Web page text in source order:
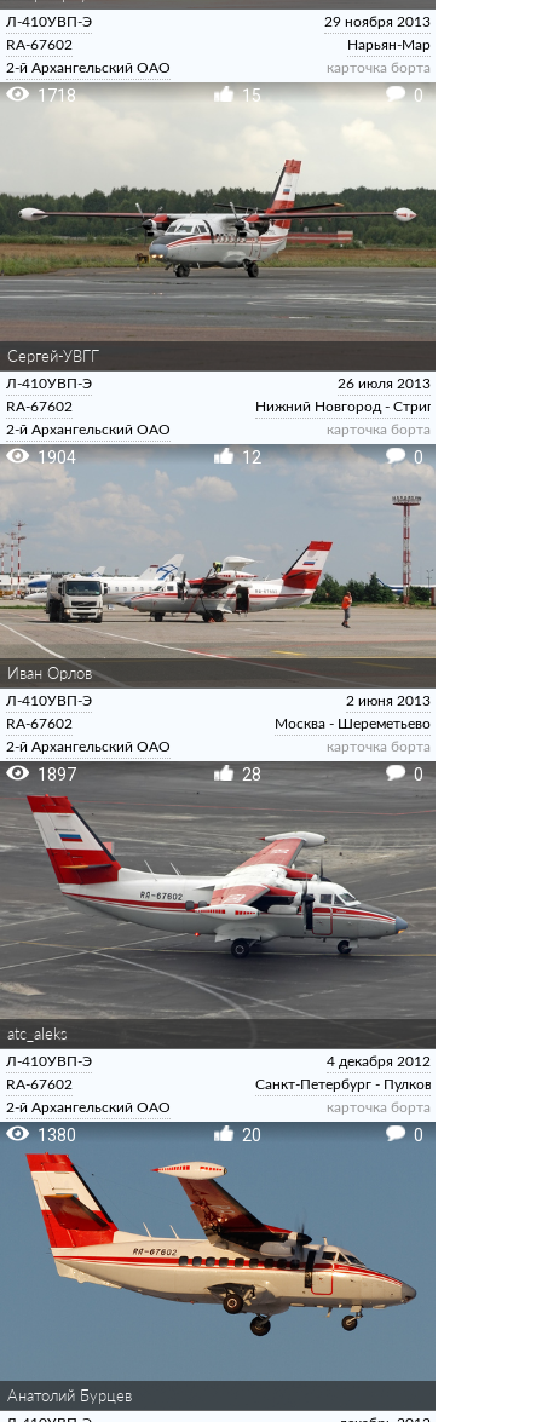
Л-410УВП-Э
RA-67602
2-й Архангельский ОАО
29 ноября 2013
Нарьян-Мар
карточка борта
1718 15 0
Сергей-УВГГ
Л-410УВП-Э
RA-67602
2-й Архангельский ОАО
26 июля 2013
Нижний Новгород - Стригино
карточка борта
1904 12 0
Иван Орлов
Л-410УВП-Э
RA-67602
2-й Архангельский ОАО
2 июня 2013
Москва - Шереметьево
карточка борта
1897 28 0
atc_aleks
Л-410УВП-Э
RA-67602
2-й Архангельский ОАО
4 декабря 2012
Санкт-Петербург - Пулково
карточка борта
1380 20 0
Анатолий Бурцев